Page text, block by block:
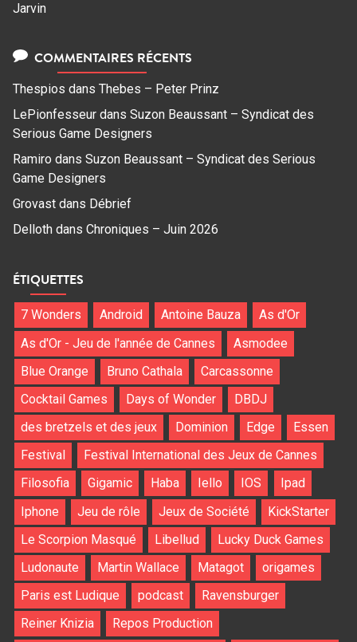
Jarvin
COMMENTAIRES RÉCENTS
Thespios dans Thebes – Peter Prinz
LePionfesseur dans Suzon Beaussant – Syndicat des
Serious Game Designers
Ramiro dans Suzon Beaussant – Syndicat des Serious
Game Designers
Grovast dans Débrief
Delloth dans Chroniques – Juin 2026
ÉTIQUETTES
7 Wonders Android Antoine Bauza
As d'Or
As d'Or - Jeu de l'année de Cannes
Asmodee
Blue Orange
Bruno Cathala
Carcassonne
Cocktail Games
Days of Wonder
DBDJ
des bretzels et des jeux
Dominion Edge
Essen
Festival
Festival International des Jeux de Cannes
Filosofia
Gigamic Haba Iello IOS
Ipad
Iphone
Jeu de rôle Jeux de Société
KickStarter
Le Scorpion Masqué
Libellud
Lucky Duck Games
Ludonaute
Martin Wallace Matagot
origames
Paris est Ludique
podcast
Ravensburger
Reiner Knizia
Repos Production